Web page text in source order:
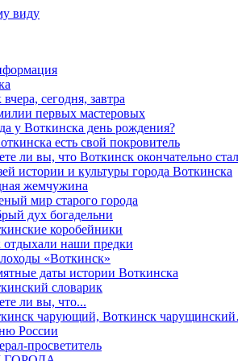
виду
сегодня, завтра
первых мастеровых
у Воткинска день рождения?
есть свой покровитель
ли вы, что Воткинск окончательно
истории и культуры города Воткинска
жемчужина
мир старого города
дух богадельни
коробейники
отдыхали наши предки
«Воткинск»
даты истории Воткинска
словарик
ли вы, что...
чарующий, Воткинск
России
просветитель